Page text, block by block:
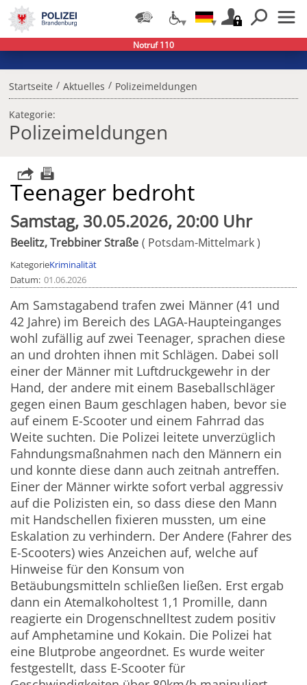
Startseite / Aktuelles / Polizeimeldungen
Kategorie:
Polizeimeldungen
Teenager bedroht
Samstag, 30.05.2026, 20:00 Uhr
Beelitz, Trebbiner Straße Potsdam-Mittelmark
KategorieKriminalität
Datum 01.06.2026
Am Samstagabend trafen zwei Männer (41 und
42 Jahre) im Bereich des LAGA-Haupteinganges
wohl zufällig auf zwei Teenager, sprachen diese
an und drohten ihnen mit Schlägen. Dabei soll
einer der Männer mit Luftdruckgewehr in der
Hand, der andere mit einem Baseballschläger
gegen einen Baum geschlagen haben, bevor sie
auf einem E-Scooter und einem Fahrrad das
Weite suchten. Die Polizei leitete unverzüglich
Fahndungsmaßnahmen nach den Männern ein
und konnte diese dann auch zeitnah antreffen.
Einer der Männer wirkte sofort verbal aggressiv
auf die Polizisten ein, so dass diese den Mann
mit Handschellen fixieren mussten, um eine
Eskalation zu verhindern. Der Andere (Fahrer des
E-Scooters) wies Anzeichen auf, welche auf
Hinweise für den Konsum von
Betäubungsmitteln schließen ließen. Erst ergab
dann ein Atemalkoholtest 1,1 Promille, dann
reagierte ein Drogenschnelltest zudem positiv
auf Amphetamine und Kokain. Die Polizei hat
eine Blutprobe angeordnet. Es wurde weiter
festgestellt, dass E-Scooter für
Notruf 110